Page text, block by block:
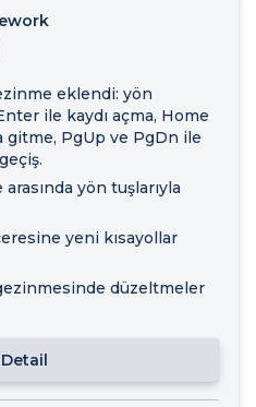
eklendi: yön
ile kaydı açma, Home
gitme, PgUp ve PgDn ile
yön tuşlarıyla
yeni kısayollar
düzeltmeler
Detail